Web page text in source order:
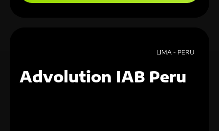
Advolution IAB Peru
LIMA - PERU